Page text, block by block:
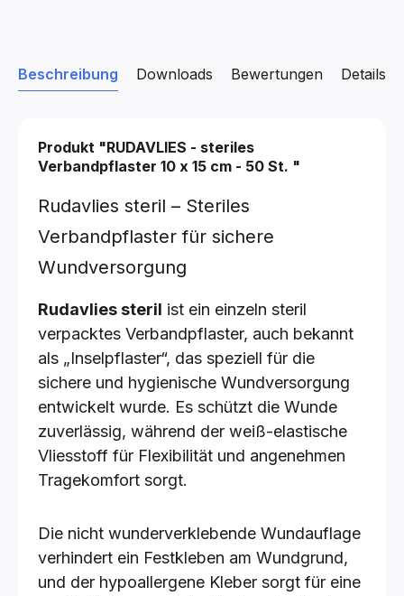
Beschreibung Downloads Details
Bewertungen
Produkt "RUDAVLIES - steriles
Verbandpflaster 10 x 15 cm - 50 St. "
Rudavlies steril – Steriles
Verbandpflaster für sichere
Wundversorgung
Rudavlies steril ist ein einzeln steril
verpacktes Verbandpflaster, auch bekannt
als „Inselpflaster“, das speziell für die
sichere und hygienische Wundversorgung
entwickelt wurde. Es schützt die Wunde
zuverlässig, während der weiß-elastische
Vliesstoff für Flexibilität und angenehmen
Tragekomfort sorgt.
Die nicht wunderverklebende Wundauflage
verhindert ein Festkleben am Wundgrund,
und der hypoallergene Kleber sorgt für eine